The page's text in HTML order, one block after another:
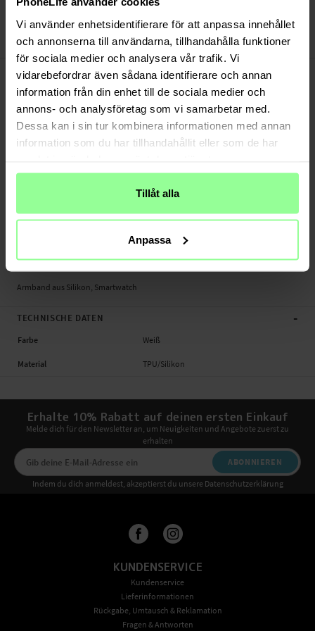
Vi använder enhetsidentifierare för att anpassa innehållet
och annonserna till användarna, tillhandahålla funktioner
för sociala medier och analysera vår trafik. Vi
vidarebefordrar även sådana identifierare och annan
information från din enhet till de sociala medier och
annons- och analysföretag som vi samarbetar med.
Dessa kan i sin tur kombinera informationen med annan
information som du har tillhandahållit eller som de har
Tillåt alla
Anpassa
Art number:46783
PRODUKTBESCHREIBUNG
Dieses schicke Silikonarmband ist der perfekte Begleiter für dich - im Training
wie im Alltag. Stylisch, bequem und vielfältig kombinierbar.
- In vielen verschiedenen Farben erhältlich, passt zu deinem Tagesoutfit
- Einfach austauschbar
Länge: Zwischen 110 - 175mm (ohne Uhr)
Material: Silikon
Armband aus Silikon, Smartwatch
TECHNISCHE DATEN -
Farbe Weiß
Material TPU/Silikon
Erhalte 10% Rabatt auf deinen ersten Einkauf
Melde dich für den Newsletter an, um Neuigkeiten und Angebote zuerst zu
erhalten
ABONNIEREN
Indem du dich anmeldest, akzeptierst du unsere Datenschutzerklärung
KUNDENSERVICE
Kundenservice
Lieferinformationen
Rückgabe, Umtausch & Reklamation
Fragen & Antworten